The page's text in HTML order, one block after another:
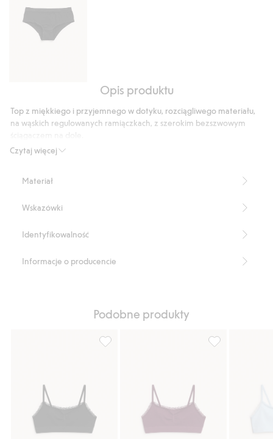
Opis produktu
Czytaj więcej
Top z miękkiego i przyjemnego w dotyku, rozciągliwego materiału,
na wąskich regulowanych ramiączkach, z szerokim bezszwowym
Produkt zawiera 51% poliamidu z odzysku.
Materiał
Wskazówki
Identyfikowalność
Informacje o producencie
Podobne produkty